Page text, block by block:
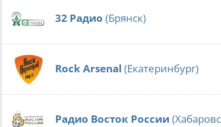
32 Радио (Брянск)
Rock Arsenal (Екатеринбург)
Радио Восток России